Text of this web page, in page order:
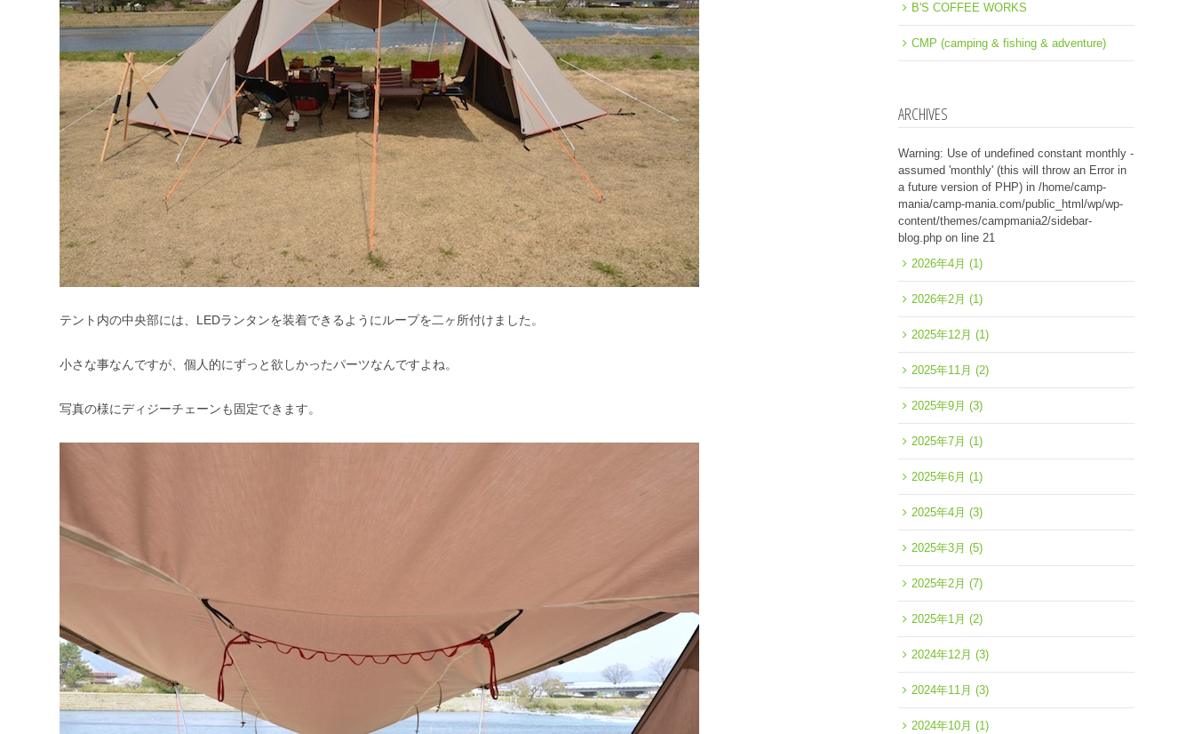
テント内の中央部には、LEDランタンを装着できるようにループを二ヶ所付けました。
小さな事なんですが、個人的にずっと欲しかったパーツなんですよね。
写真の様にディジーチェーンも固定できます。
B'S COFFEE WORKS
CMP (camping & fishing & adventure)
ARCHIVES
Warning: Use of undefined constant monthly -
assumed 'monthly' (this will throw an Error in
a future version of PHP) in /home/camp-
mania/camp-mania.com/public_html/wp/wp-
content/themes/campmania2/sidebar-
blog.phpon line 21
2026年4月 (1)
2026年2月 (1)
2025年12月 (1)
2025年11月 (2)
2025年9月 (3)
2025年7月 (1)
2025年6月 (1)
2025年4月 (3)
2025年3月 (5)
2025年2月 (7)
2025年1月 (2)
2024年12月 (3)
2024年11月 (3)
2024年10月 (1)